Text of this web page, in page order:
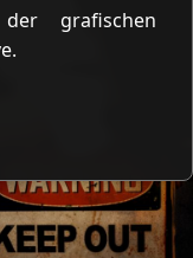
grafischen